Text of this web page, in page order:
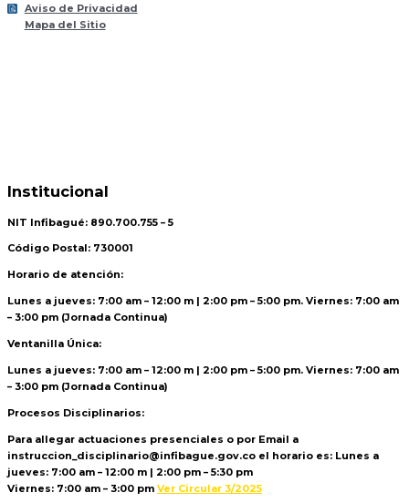
Aviso de Privacidad
Mapa del Sitio
Institucional
NIT Infibagué: 890.700.755 – 5
Código Postal: 730001
Horario de atención:
Lunes a jueves: 7:00 am – 12:00 m | 2:00 pm – 5:00 pm. Viernes: 7:00 am
– 3:00 pm (Jornada Continua)
Ventanilla Única:
Lunes a jueves: 7:00 am – 12:00 m | 2:00 pm – 5:00 pm. Viernes: 7:00 am
– 3:00 pm (Jornada Continua)
Procesos Disciplinarios:
Para allegar actuaciones presenciales o por Email a
instruccion_disciplinario@infibague.gov.co el horario es: Lunes a
jueves: 7:00 am – 12:00 m | 2:00 pm – 5:30 pm
Viernes: 7:00 am – 3:00 pm Ver Circular 3/2025